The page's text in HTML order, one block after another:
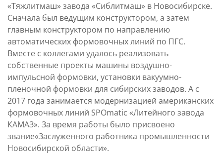
«Тяжлитмаш» завода «Сиблитмаш» в Новосибирске.
Сначала был ведущим конструктором, а затем
главным конструктором по направлению
автоматических формовочных линий по ПГС.
Вместе с коллегами удалось реализовать
собственные проекты машины воздушно-
импульсной формовки, установки вакуумно-
пленочной формовки для сибирских заводов. А с
2017 года занимается модернизацией американских
формовочных линий SPOmatic «Литейного завода
КАМАЗ». За время работы было присвоено
звание«Заслуженного работника промышленности
Новосибирской области».